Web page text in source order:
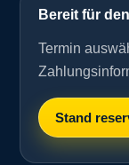
Bereit für
Termin
Stand